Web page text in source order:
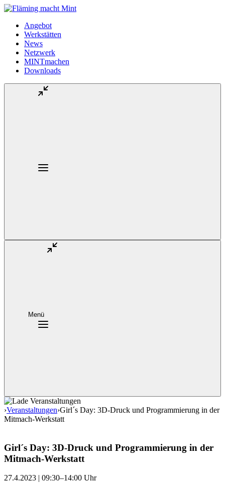
Angebot
Werkstätten
News
Netzwerk
MINTmachen
Downloads
Menü
›Veranstaltungen›Girl´s Day: 3D-Druck und Programmierung in der
Mitmach-Werkstatt
Girl´s Day: 3D-Druck und Programmierung in der
Mitmach-Werkstatt
27.4.2023 | 09:30–14:00 Uhr